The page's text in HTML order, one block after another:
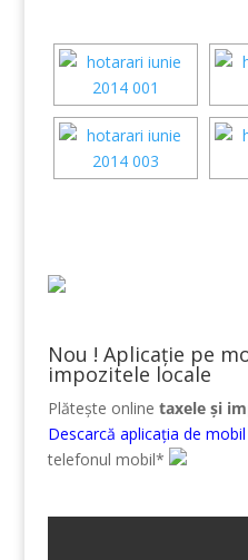
Nou ! Aplicație pe
impozitele locale
Plătește online taxele și
Descarcă aplicația de mobil
telefonul mobil*